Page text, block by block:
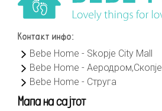
Контакт инфо:
Bebe Home - Skopje City Mall
Bebe Home - Аеродром,Скопје
Bebe Home - Струга
Мапа на сајтот